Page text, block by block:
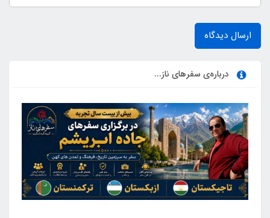
ارسال دیدگاه
درباره‌ی سفرهای ناز...